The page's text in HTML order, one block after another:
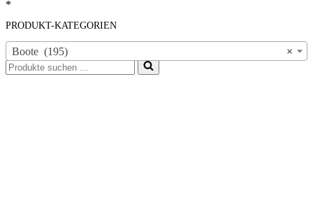
*
PRODUKT-KATEGORIEN
×
Boote (195)
Suchen
nach …